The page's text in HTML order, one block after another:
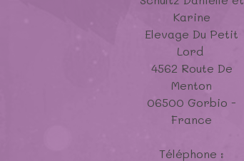
Karine
Elevage Du Petit
Lord
4562 Route De
Menton
06500 Gorbio -
France
Téléphone :